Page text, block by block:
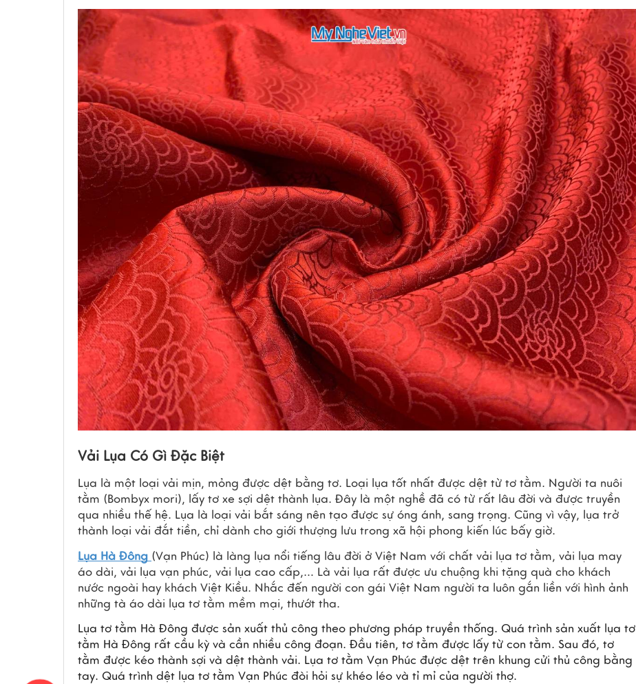
Vải Lụa Có Gì Đặc Biệt
Lụa là một loại vải mịn, mỏng được dệt bằng tơ. Loại lụa tốt nhất được dệt từ tơ tằm. Người ta nuôi
tằm (Bombyx mori), lấy tơ xe sợi dệt thành lụa. Đây là một nghề đã có từ rất lâu đời và được truyền
qua nhiều thế hệ. Lụa là loại vải bắt sáng nên tạo được sự óng ánh, sang trọng. Cũng vì vậy, lụa trở
thành loại vải đắt tiền, chỉ dành cho giới thượng lưu trong xã hội phong kiến lúc bấy giờ.
Lụa Hà Đông (Vạn Phúc) là làng lụa nổi tiếng lâu đời ở Việt Nam với chất vải lụa tơ tằm, vải lụa may
áo dài, vải lụa vạn phúc, vải lụa cao cấp,… Là vải lụa rất được ưu chuộng khi tặng quà cho khách
nước ngoài hay khách Việt Kiều. Nhắc đến người con gái Việt Nam người ta luôn gắn liền với hình ảnh
những tà áo dài lụa tơ tằm mềm mại, thướt tha.
Lụa tơ tằm Hà Đông được sản xuất thủ công theo phương pháp truyền thống. Quá trình sản xuất lụa tơ
tằm Hà Đông rất cầu kỳ và cần nhiều công đoạn. Đầu tiên, tơ tằm được lấy từ con tằm. Sau đó, tơ
tằm được kéo thành sợi và dệt thành vải. Lụa tơ tằm Vạn Phúc được dệt trên khung cửi thủ công bằng
tay. Quá trình dệt lụa tơ tằm Vạn Phúc đòi hỏi sự khéo léo và tỉ mỉ của người thợ.